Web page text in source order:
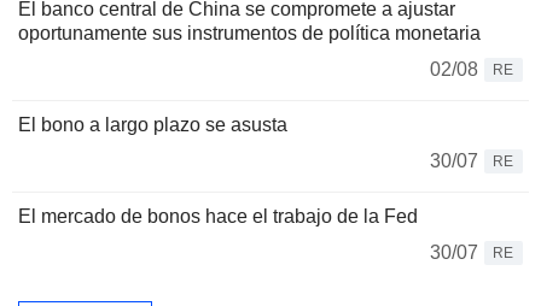
El banco central de China se compromete a ajustar
oportunamente sus instrumentos de política monetaria
02/08
RE
El bono a largo plazo se asusta
30/07
RE
El mercado de bonos hace el trabajo de la Fed
30/07
RE